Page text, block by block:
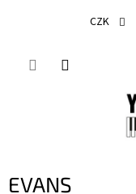
CZK
EVANS